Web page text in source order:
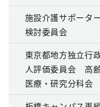
施設介護サポータ
検討委員会
東京都地方独立行
人評価委員会 高
医療・研究分科会